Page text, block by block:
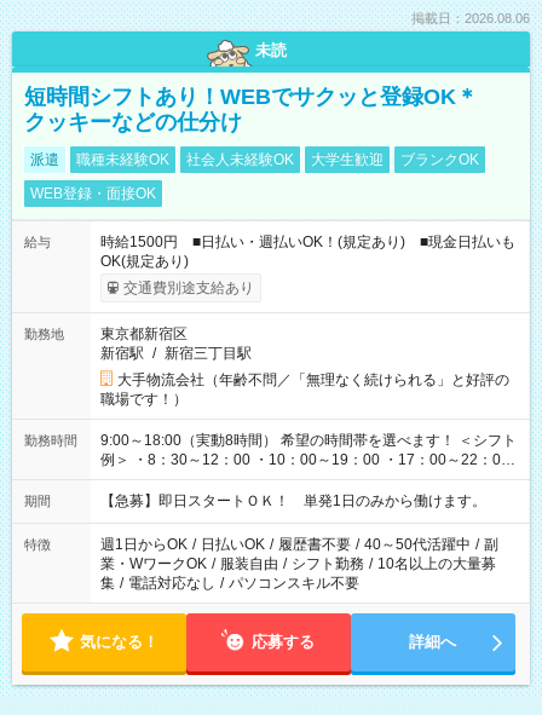
掲載日：2026.08.06
未読
短時間シフトあり！WEBでサクッと登録OK＊
クッキーなどの仕分け
派遣 職種未経験OK 社会人未経験OK 大学生歓迎
ブランクOK
WEB登録・面接OK
給与
時給1500円 ■日払い・週払いOK！(規定あり) ■現金日払いも
OK(規定あり)
交通費別途支給あり
勤務地
東京都新宿区
新宿駅 / 新宿三丁目駅
大手物流会社（年齢不問／「無理なく続けられる」と好評の
職場です！）
勤務時間
9:00～18:00（実動8時間） 希望の時間帯を選べます！ ＜シフト
例＞ ・8：30～12：00 ・10：00～19：00 ・17：00～22：00
・13：00～22：00 ・22：00～翌6：00 など
期間 【急募】即日スタートＯＫ！ 単発1日のみから働けます。
特徴 週1日からOK / 日払いOK / 履歴書不要 / 40～50代活躍中 / 副
業・WワークOK / 服装自由 / シフト勤務 / 10名以上の大量募
集 / 電話対応なし / パソコンスキル不要
気になる！ 応募する 詳細へ